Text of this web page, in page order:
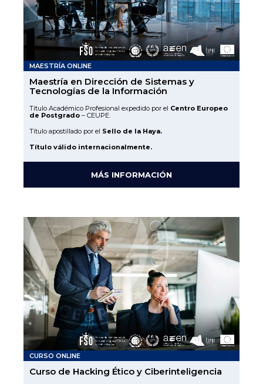
MAESTRÍA ONLINE
Maestría en Dirección de Sistemas y
Tecnologías de la Información
Título Académico Profesional expedido por el Centro Europeo
de Postgrado – CEUPE.
Título apostillado por el Sello de la Haya.
Título válido internacionalmente.
MÁS INFORMACIÓN
CURSO ONLINE
Curso de Hacking Ético y Ciberinteligencia